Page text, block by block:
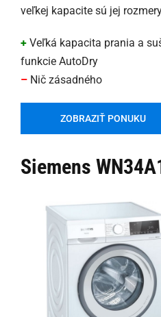
veľkej kapacite sú jej
+ Veľká kapacita prania a
funkcie AutoDry
– Nič zásadného
ZOBRAZIŤ PONUKU
Siemens